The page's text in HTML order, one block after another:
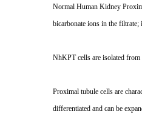
Normal Human Kidney
bicarbonate ions in the filtrate;
NhKPT cells are isolated from
Proximal tubule cells are
differentiated and can be